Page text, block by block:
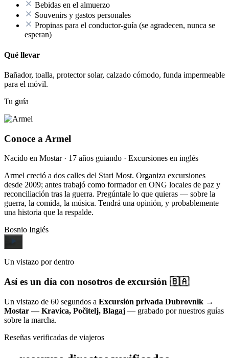
Bebidas en el almuerzo
Souvenirs y gastos personales
Propinas para el conductor-guía (se agradecen, nunca se
esperan)
Qué llevar
Bañador, toalla, protector solar, calzado cómodo, funda impermeable
para el móvil.
Tu guía
Conoce a Armel
Nacido en Mostar · 17 años guiando · Excursiones en inglés
Armel creció a dos calles del Stari Most. Organiza excursiones
desde 2009; antes trabajó como formador en ONG locales de paz y
reconciliación tras la guerra. Pregúntale lo que quieras — sobre la
guerra, la comida, la música. Tendrá una opinión, y probablemente
una historia que la respalde.
Bosnio Inglés
Un vistazo por dentro
Así es un día con nosotros de excursión 🇧🇦
Un vistazo de 60 segundos a Excursión privada Dubrovnik →
Mostar — Kravica, Počitelj, Blagaj — grabado por nuestros guías
sobre la marcha.
Reseñas verificadas de viajeros